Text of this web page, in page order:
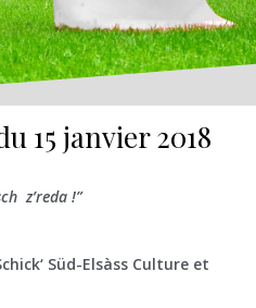
15 janvier 2018
z’reda !”
Süd-Elsàss Culture et